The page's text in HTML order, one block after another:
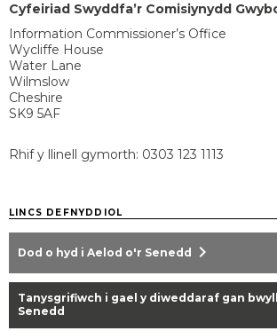
Cyfeiriad Swyddfa’r Comisiynydd
Information Commissioner’s Office
Wycliffe House
Water Lane
Wilmslow
Cheshire
SK9 5AF
Rhif y llinell gymorth: 0303 123 1113
LINCS DEFNYDDIOL
Dod o hyd i Aelod o'r Senedd chevron_right
Tanysgrifiwch i gael y diweddaraf gan
Senedd